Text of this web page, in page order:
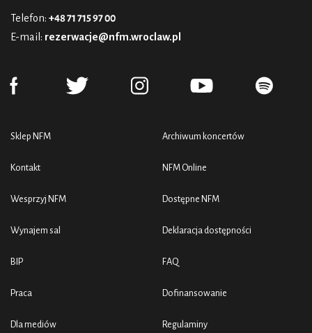
Telefon: +48 71 715 97 00
E-mail: rezerwacje@nfm.wroclaw.pl
Sklep NFM
Kontakt
Wesprzyj NFM
Wynajem sal
BIP
Praca
Dla mediów
Archiwum koncertów
NFM Online
Dostępne NFM
Deklaracja dostępności
FAQ
Dofinansowanie
Regulaminy